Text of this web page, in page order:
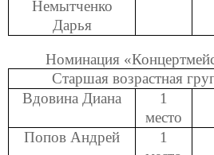
Немытченко
Дарья
Номинация
Старшая возрастная
Вдовина Диана
1
место
Попов Андрей
1